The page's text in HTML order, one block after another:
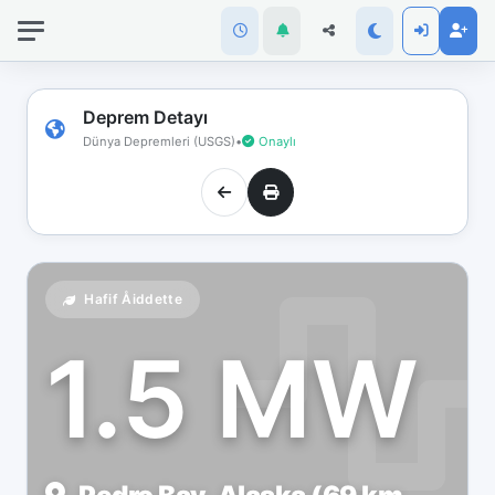
Deprem Detayı
Dünya Depremleri (USGS)• Onaylı
Hafif Åiddette
1.5 MW
bağlantınız
koptu!
Çevrimdışı
moddasınız.